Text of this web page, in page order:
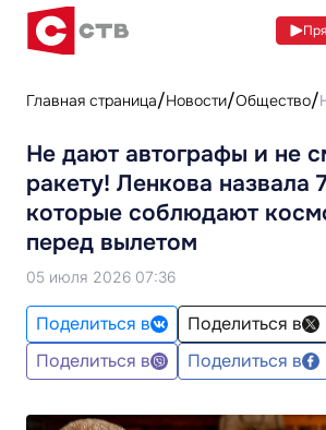
Главная страница Новости Общество
Не дают автографы и не
ракету! Ленкова назвала
которые соблюдают
перед вылетом
05 июля 2026 07:36
Поделиться в
Поделиться в
Поделиться в
Поделиться в